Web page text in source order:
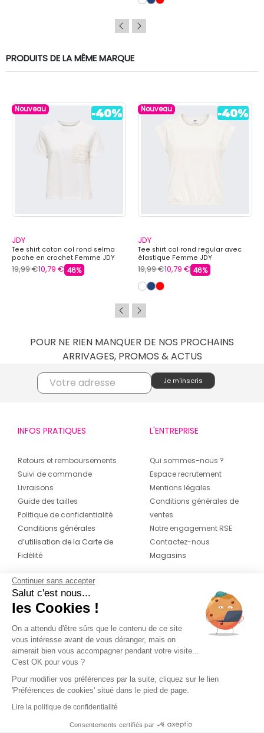
PRODUITS DE LA MÊME MARQUE
Nouveau
JDY
Tee shirt coton col rond selma
poche en crochet Femme JDY
19,99 €10,79 € 46%
Nouveau
JDY
Tee shirt col rond regular avec
élastique Femme JDY
19,99 €10,79 € 46%
POUR NE RIEN MANQUER DE NOS PROCHAINS
ARRIVAGES, PROMOS & ACTUS
INFOS PRATIQUES
Retours et remboursements
Suivi de commande
Livraisons
Guide des tailles
Politique de confidentialité
Conditions générales
d’utilisation de la Carte de
Fidélité
L'ENTREPRISE
Qui sommes-nous ?
Espace recrutement
Mentions légales
Conditions générales de
ventes
Notre engagement RSE
Contactez-nous
Magasins
CONTACT
04 42 20 78 42
Du lundi au jeudi de 8h30 à 16h30 & le
vendredi de 8h30 à 15h30
Continuer sans accepter
Salut c'est nous...
les Cookies !
On a attendu d'être sûrs que le contenu de ce site
vous intéresse avant de vous déranger, mais on
aimerait bien vous accompagner pendant votre visite...
C'est OK pour vous ?
Pour modifier vos préférences par la suite, cliquez sur le lien
'Préférences de cookies' situé dans le pied de page.
Lire la politique de confidentialité
Consentements certifiés par